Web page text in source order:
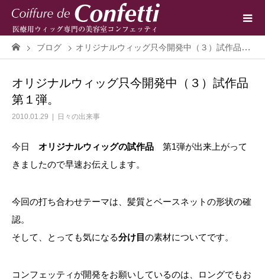
ブログ オリジナルウィッグ只今開発中（３）試作品第１弾。
オリジナルウィッグ只今開発中（３）試作品
第１弾。
2010.01.29 日々の出来事
今日 オリジナルウィッグの試作品 第1弾が出来上がって
きましたので早速お伝えします。
今回の打ち合わせテーマは、髪質とベースネットの形状の確
認。
そして、とっても気になる分け目 の素材についてです。
コンフェッティが開発をお願いしているのは、ロングでもお